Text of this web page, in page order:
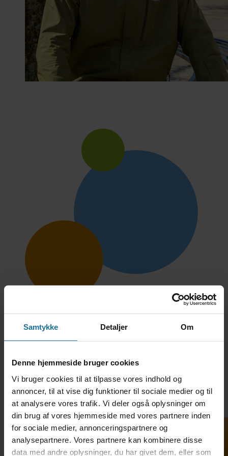
Samtykke Detaljer Om
Denne hjemmeside bruger cookies
Vi bruger cookies til at tilpasse vores indhold og
annoncer, til at vise dig funktioner til sociale medier og til
at analysere vores trafik. Vi deler også oplysninger om
din brug af vores hjemmeside med vores partnere inden
for sociale medier, annonceringspartnere og
analysepartnere. Vores partnere kan kombinere disse
data med andre oplysninger, du har givet dem, eller som
TH. LANGS HF & VUC •
Hostrupsgade 48-56 • 8600
Silkeborg • Tlf. 69 12 79 20 •
adm@thlangshf-vuc.dk • EAN:
5798000558281 • CVR: 29589968